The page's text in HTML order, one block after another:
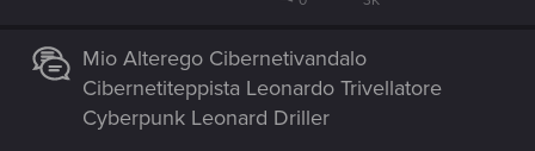
Mio Alterego Cibernetivandalo
Cibernetiteppista Leonardo Trivellatore
Cyberpunk Leonard Driller